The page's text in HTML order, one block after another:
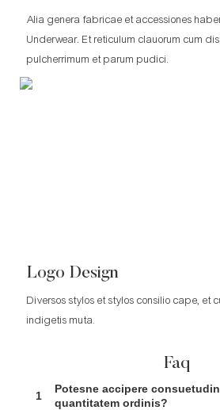
Alia genera fabricae et accessiones
Underwear. Et reticulum clauorum cum
pulcherrimum et parum pudici.
Logo Design
Diversos stylos et stylos consilio cape, et
indigetis muta.
Faq
1
Potesne accipere
quantitatem ordinis?